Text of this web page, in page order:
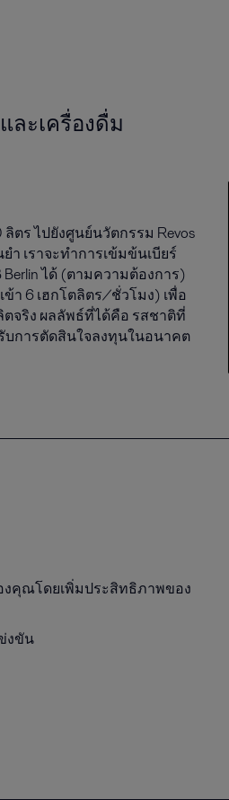
ละเครื่องดื่ม
ตร ไปยังศูนย์นวัตกรรม Revos
เราจะทำการเข้มข้นเบียร์
ได้ (ตามความต้องการ)
า 6 เฮกโตลิตร/ชั่วโมง) เพื่อ
จริง ผลลัพธ์ที่ได้คือ รสชาติที่
บการตัดสินใจลงทุนในอนาคต
งคุณโดยเพิ่มประสิทธิภาพของ
งขัน